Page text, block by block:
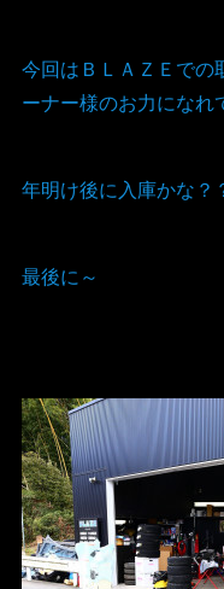
今回はＢＬＡＺＥでの
ーナー様のお力になれ
年明け後に入庫かな？
最後に～